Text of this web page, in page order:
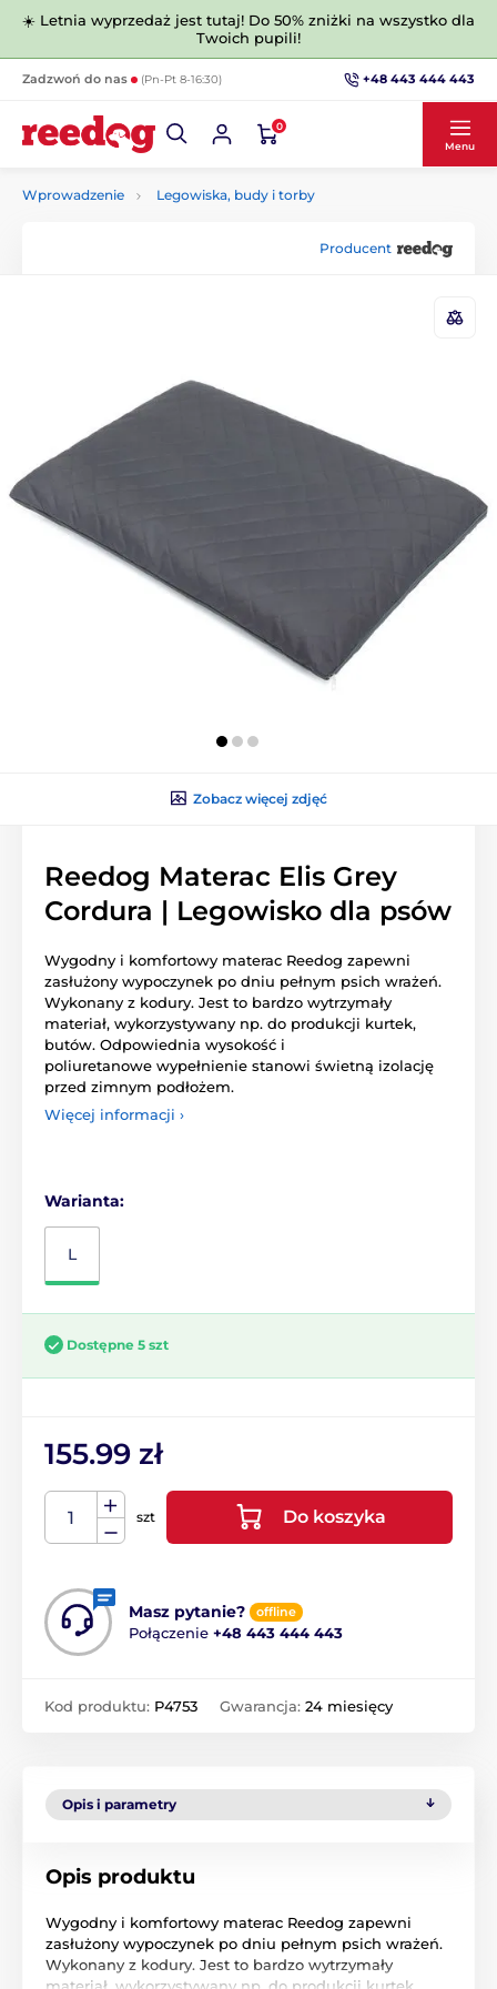
☀️ Letnia wyprzedaż jest tutaj! Do 50% zniżki na wszystko dla
Twoich pupili!
Zadzwoń do nas (Pn-Pt 8-16:30) +48 443 444 443
0
Menu
Wprowadzenie Legowiska, budy i torby
Producent
Zobacz więcej zdjęć
Reedog Materac Elis Grey
Cordura | Legowisko dla psów
Wygodny i komfortowy materac Reedog zapewni
zasłużony wypoczynek po dniu pełnym psich wrażeń.
Wykonany z kodury. Jest to bardzo wytrzymały
materiał, wykorzystywany np. do produkcji kurtek,
butów. Odpowiednia wysokość i
poliuretanowe wypełnienie stanowi świetną izolację
przed zimnym podłożem.
Więcej informacji ›
Warianta:
L
Dostępne 5 szt
155.99 zł
szt Do koszyka
Masz pytanie? offline
Połączenie +48 443 444 443
Kod produktu: P4753 Gwarancja: 24 miesięcy
Opis i parametry
Opis produktu
Wygodny i komfortowy materac Reedog zapewni
zasłużony wypoczynek po dniu pełnym psich wrażeń.
Wykonany z kodury. Jest to bardzo wytrzymały